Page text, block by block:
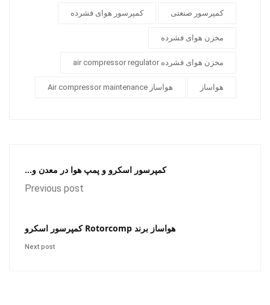
کمپرسور صنعتی کمپرسور هوای فشرده
مخزن هوای فشرده
مخزن هوای فشرده air compressor regulator
هواساز هواساز Air compressor maintenance
کمپرسور اسکرو و پمپ هوا در معدن و...
Previous post
هواساز برند Rotorcomp کمپرسور اسکرو
Next post